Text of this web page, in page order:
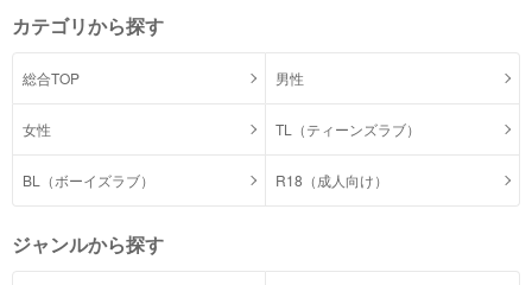
カテゴリから探す
総合TOP 男性
女性 TL（ティーンズラブ）
BL（ボーイズラブ） R18（成人向け）
ジャンルから探す